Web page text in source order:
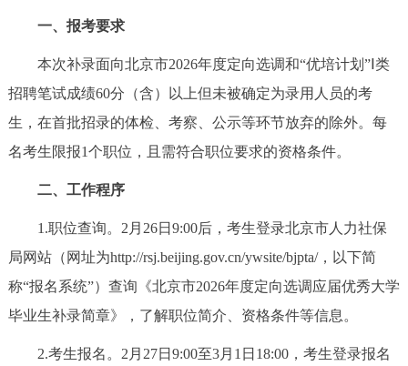
决策公开 专题公开
政务服务
个人服务
中介服务 阳光政务
政民互动
一、报考要求
本次补录面向北京市2026年度定向选调和“优培计划”Ⅰ类
招聘笔试成绩60分（含）以上但未被确定为录用人员的考
生，在首批招录的体检、考察、公示等环节放弃的除外。每
名考生限报1个职位，且需符合职位要求的资格条件。
二、工作程序
1.职位查询。2月26日9:00后，考生登录北京市人力社保
局网站（网址为http://rsj.beijing.gov.cn/ywsite/bjpta/，以下简
称“报名系统”）查询《北京市2026年度定向选调应届优秀大学
毕业生补录简章》，了解职位简介、资格条件等信息。
2.考生报名。2月27日9:00至3月1日18:00，考生登录报名